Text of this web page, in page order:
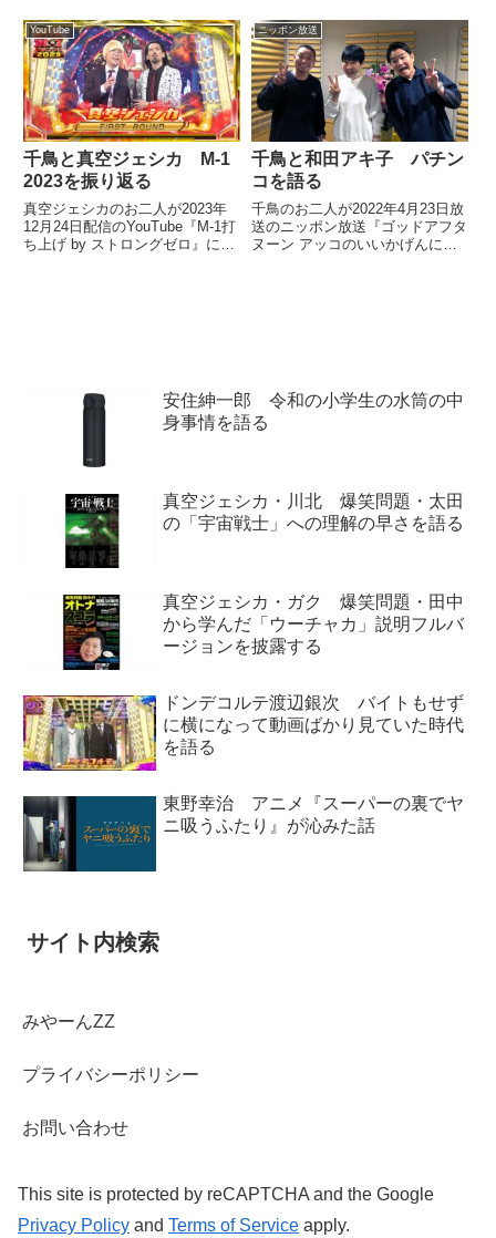
にも佐久間さんと一緒にやってみ
たい番組や企画について、話して
いました。
3年、ジャギっぽくなる話をして
いました。
YouTube
千鳥と真空ジェシカ M-1
2023を振り返る
真空ジェシカのお二人が2023年
12月24日配信のYouTube『M-1打
ち上げ by ストロングゼロ』に出
ニッポン放送
千鳥と和田アキ子 パチン
コを語る
千鳥のお二人が2022年4月23日放
送のニッポン放送『ゴッドアフタ
ヌーン アッコのいいかげんに
安住紳一郎 令和の小学生の水筒の中
身事情を語る
真空ジェシカ・川北 爆笑問題・太田
の「宇宙戦士」への理解の早さを語る
真空ジェシカ・ガク 爆笑問題・田中
から学んだ「ウーチャカ」説明フルバ
ージョンを披露する
ドンデコルテ渡辺銀次 バイトもせず
に横になって動画ばかり見ていた時代
を語る
東野幸治 アニメ『スーパーの裏でヤ
ニ吸うふたり』が沁みた話
サイト内検索
みやーんZZ
プライバシーポリシー
お問い合わせ
This site is protected by reCAPTCHA and the Google
Privacy Policy and Terms of Service apply.